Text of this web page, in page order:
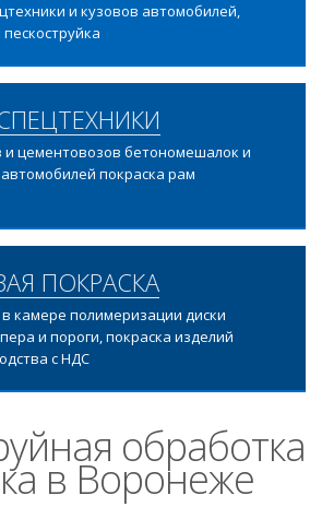
и кузовов автомобилей,
и цементовозов бетономешалок и
покраска рам
ПОКРАСКА
камере полимеризации диски
и пороги, покраска изделий
с НДС
обработка
в Воронеже